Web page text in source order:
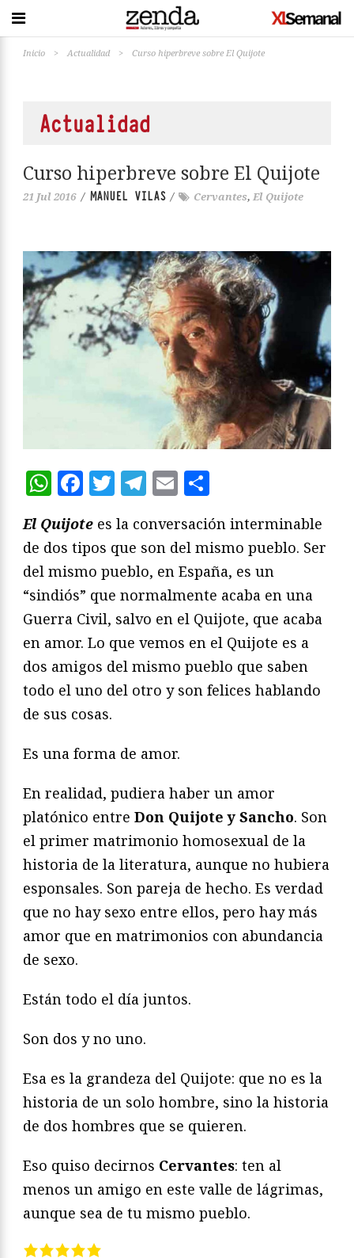
Inicio > Actualidad > Curso hiperbreve sobre El Quijote
Actualidad
Curso hiperbreve sobre El Quijote
21 Jul 2016 / MANUEL VILAS / Cervantes, El Quijote
WhatsApp
Facebook
Twitter
Telegram
Email
El Quijote es la conversación interminable
de dos tipos que son del mismo pueblo. Ser
del mismo pueblo, en España, es un
“sindiós” que normalmente acaba en una
Guerra Civil, salvo en el Quijote, que acaba
en amor. Lo que vemos en el Quijote es a
dos amigos del mismo pueblo que saben
todo el uno del otro y son felices hablando
de sus cosas.
Es una forma de amor.
En realidad, pudiera haber un amor
platónico entre Don Quijote y Sancho. Son
el primer matrimonio homosexual de la
historia de la literatura, aunque no hubiera
esponsales. Son pareja de hecho. Es verdad
que no hay sexo entre ellos, pero hay más
amor que en matrimonios con abundancia
de sexo.
Están todo el día juntos.
Son dos y no uno.
Esa es la grandeza del Quijote: que no es la
historia de un solo hombre, sino la historia
de dos hombres que se quieren.
Eso quiso decirnos Cervantes: ten al
menos un amigo en este valle de lágrimas,
aunque sea de tu mismo pueblo.